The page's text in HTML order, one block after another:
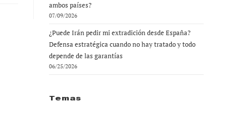
ambos países?
07/09/2026
¿Puede Irán pedir mi extradición desde España?
Defensa estratégica cuando no hay tratado y todo
depende de las garantías
06/25/2026
Temas